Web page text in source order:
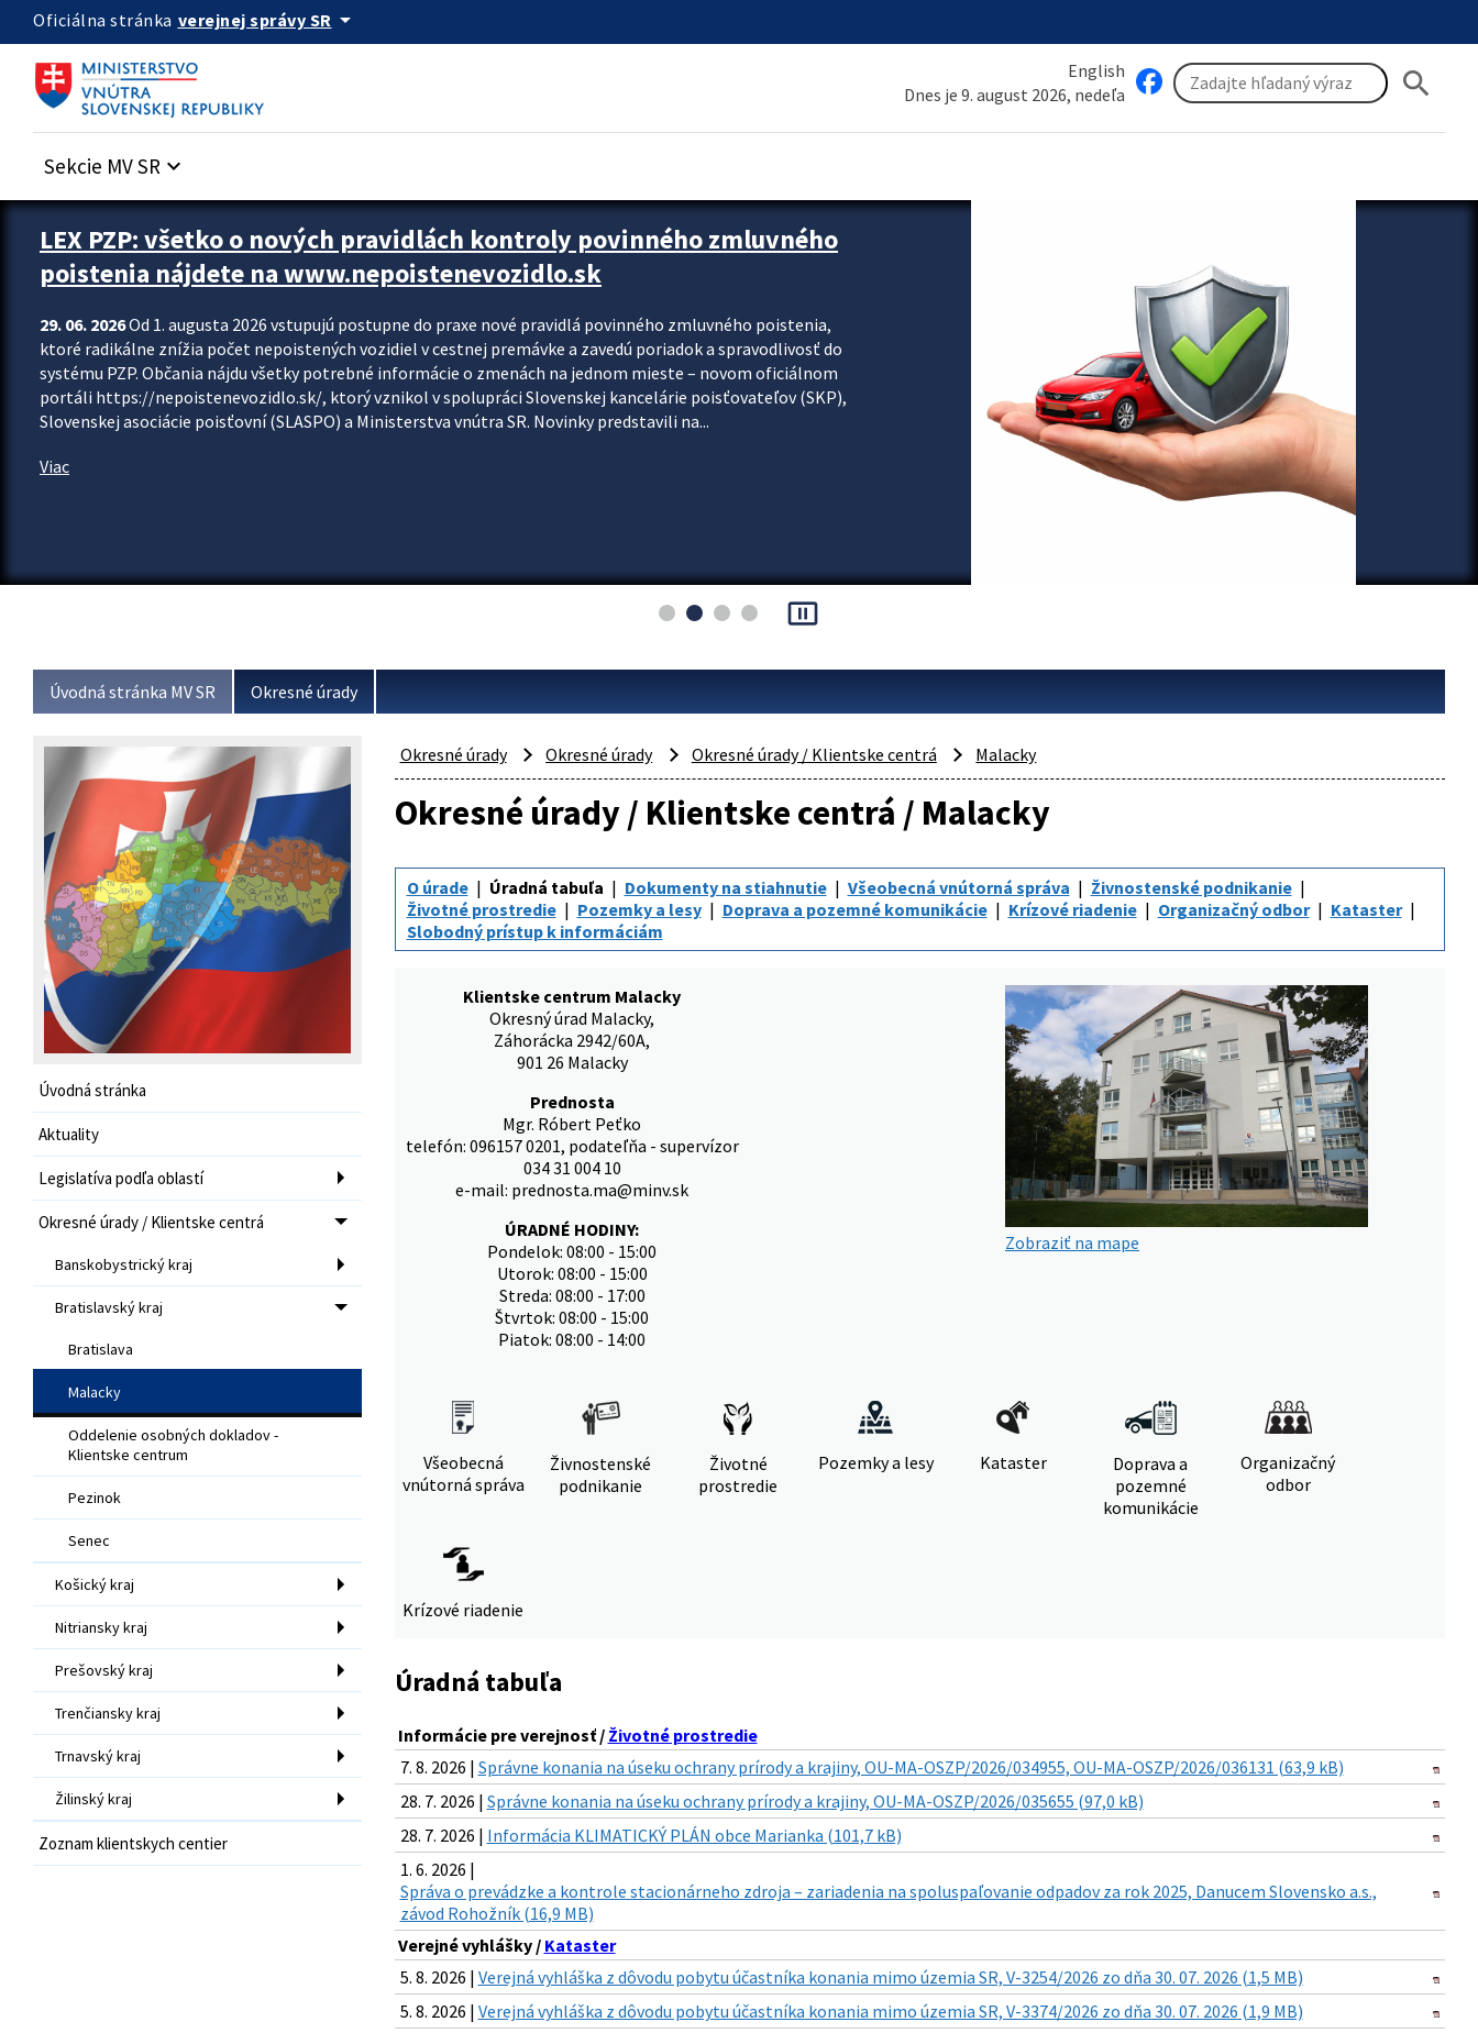
Preskocit na hlavný obsah
Oficiálna stránka verejnej správy SR arrow_drop_down
English
Dnes je 9. august 2026, nedeľa
search
Sekcie MV SR keyboard_arrow_down
Zastavit automatický posun upútavok
LEX PZP: všetko o nových pravidlách kontroly povinného zmluvného
poistenia nájdete na www.nepoistenevozidlo.sk
29. 06. 2026Od 1. augusta 2026 vstupujú postupne do praxe nové pravidlá povinného zmluvného poistenia,
ktoré radikálne znížia počet nepoistených vozidiel v cestnej premávke a zavedú poriadok a spravodlivosť do
systému PZP. Občania nájdu všetky potrebné informácie o zmenách na jednom mieste – novom oficiálnom
portáli https://nepoistenevozidlo.sk/, ktorý vznikol v spolupráci Slovenskej kancelárie poisťovateľov (SKP),
Slovenskej asociácie poisťovní (SLASPO) a Ministerstva vnútra SR. Novinky predstavili na...
Viac
pause_presentation
Úvodná stránka MV SR Okresné úrady
Úvodná stránka
Aktuality
Legislatíva podľa oblastí
Okresné úrady / Klientske centrá
Banskobystrický kraj
Bratislavský kraj
Bratislava
Malacky
Oddelenie osobných dokladov -
Klientske centrum
Pezinok
Senec
Košický kraj
Nitriansky kraj
Prešovský kraj
Trenčiansky kraj
Trnavský kraj
Žilinský kraj
Zoznam klientskych centier
Okresné úrady Okresné úrady Okresné úrady / Klientske centrá Malacky
Okresné úrady / Klientske centrá / Malacky
O úrade Úradná tabuľa Dokumenty na stiahnutie Všeobecná vnútorná správa
Živnostenské podnikanie
Životné prostredie
Pozemky a lesy Doprava a pozemné komunikácie Krízové riadenie Organizačný odbor
Kataster
Slobodný prístup k informáciám
Klientske centrum Malacky
Okresný úrad Malacky,
Záhorácka 2942/60A,
901 26 Malacky
Prednosta
Mgr. Róbert Peťko
telefón: 096157 0201, podateľňa - supervízor
034 31 004 10
e-mail: prednosta.ma@minv.sk
ÚRADNÉ HODINY:
Pondelok: 08:00 - 15:00
Utorok: 08:00 - 15:00
Streda: 08:00 - 17:00
Štvrtok: 08:00 - 15:00
Piatok: 08:00 - 14:00
Zobraziť na mape
Všeobecná
vnútorná správa
Živnostenské
podnikanie
Životné
prostredie
Pozemky a lesy Kataster
Doprava a
pozemné
komunikácie
Organizačný
odbor
Krízové riadenie
Úradná tabuľa
Informácie pre verejnosť / Životné prostredie
7. 8. 2026 | Správne konania na úseku ochrany prírody a krajiny, OU-MA-OSZP/2026/034955, OU-MA-OSZP/2026/036131 (63,9 kB)
28. 7. 2026 | Správne konania na úseku ochrany prírody a krajiny, OU-MA-OSZP/2026/035655 (97,0 kB)
28. 7. 2026 | Informácia KLIMATICKÝ PLÁN obce Marianka (101,7 kB)
1. 6. 2026 |
Správa o prevádzke a kontrole stacionárneho zdroja – zariadenia na spoluspaľovanie odpadov za rok 2025, Danucem Slovensko a.s.,
závod Rohožník (16,9 MB)
Verejné vyhlášky / Kataster
5. 8. 2026 | Verejná vyhláška z dôvodu pobytu účastníka konania mimo územia SR, V-3254/2026 zo dňa 30. 07. 2026 (1,5 MB)
5. 8. 2026 | Verejná vyhláška z dôvodu pobytu účastníka konania mimo územia SR, V-3374/2026 zo dňa 30. 07. 2026 (1,9 MB)